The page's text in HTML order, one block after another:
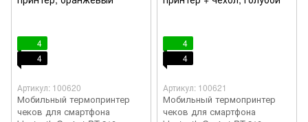
4
4
Артикул: 100620
Мобильный термопринтер
чеков для смартфона
4
4
Артикул: 100621
Мобильный термопринтер
чеков для смартфона